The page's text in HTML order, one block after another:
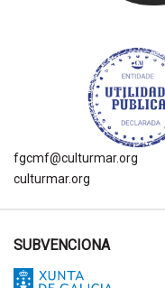
fgcmf@culturmar.org
culturmar.org
SUBVENCIONA